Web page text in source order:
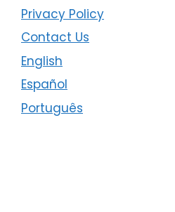
Privacy Policy
Contact Us
English
Español
Português